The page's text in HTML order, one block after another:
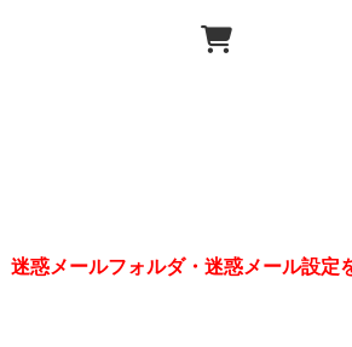
惑メールフォルダ・迷惑メール設定